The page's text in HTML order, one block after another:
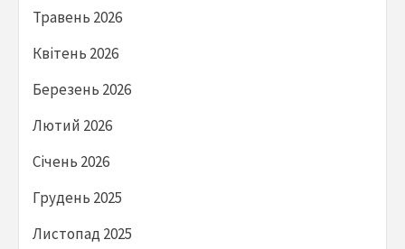
Травень 2026
Квітень 2026
Березень 2026
Лютий 2026
Січень 2026
Грудень 2025
Листопад 2025